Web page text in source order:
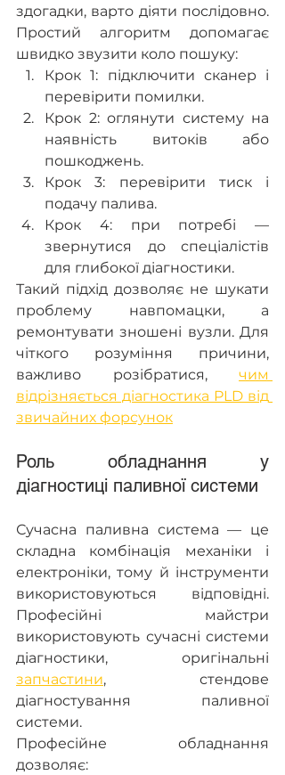
здогадки, варто діяти послідовно.
Простий алгоритм допомагає
швидко звузити коло пошуку:
Крок 1: підключити сканер і
перевірити помилки.
Крок 2: оглянути систему на
наявність витоків або
пошкоджень.
Крок 3: перевірити тиск і
подачу палива.
Крок 4: при потребі —
звернутися до спеціалістів
для глибокої діагностики.
Такий підхід дозволяє не шукати
проблему навпомацки, а
ремонтувати зношені вузли. Для
чіткого розуміння причини,
важливо розібратися, чим
відрізняється діагностика PLD від
звичайних форсунок
Роль обладнання у
діагностиці паливної системи
Сучасна паливна система — це
складна комбінація механіки і
електроніки, тому й інструменти
використовуються відповідні.
Професійні майстри
використовують сучасні системи
запчастини, стендове
діагностування паливної
системи.
Професійне обладнання
дозволяє: